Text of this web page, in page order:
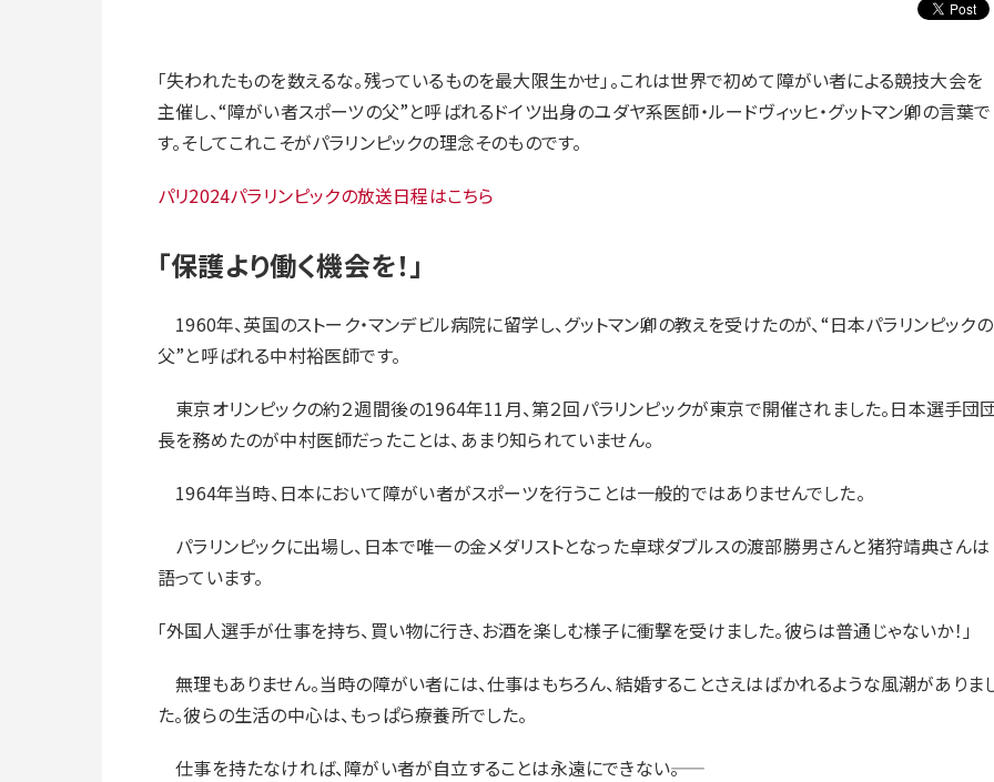
「失われたものを数えるな。残っているものを最大限生かせ」。これは世界で初めて障がい者による競技大会を
主催し、“障がい者スポーツの父”と呼ばれるドイツ出身のユダヤ系医師・ルードヴィッヒ・グットマン卿の言葉で
す。そしてこれこそがパラリンピックの理念そのものです。
パリ2024パラリンピックの放送日程はこちら
「保護より働く機会を！」
1960年、英国のストーク・マンデビル病院に留学し、グットマン卿の教えを受けたのが、“日本パラリンピックの
父”と呼ばれる中村裕医師です。
東京オリンピックの約２週間後の1964年11月、第２回パラリンピックが東京で開催されました。日本選手団
長を務めたのが中村医師だったことは、あまり知られていません。
1964年当時、日本において障がい者がスポーツを行うことは一般的ではありませんでした。
パラリンピックに出場し、日本で唯一の金メダリストとなった卓球ダブルスの渡部勝男さんと猪狩靖典さんは
語っています。
「外国人選手が仕事を持ち、買い物に行き、お酒を楽しむ様子に衝撃を受けました。彼らは普通じゃないか！」
無理もありません。当時の障がい者には、仕事はもちろん、結婚することさえはばかれるような風潮がありま
た。彼らの生活の中心は、もっぱら療養所でした。
仕事を持たなければ、障がい者が自立することは永遠にできない――。